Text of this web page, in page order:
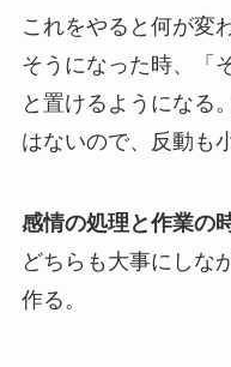
これをやると何が変
そうになった時、「
と置けるようになる
はないので、反動も
感情の処理と作業の
どちらも大事にしな
作る。